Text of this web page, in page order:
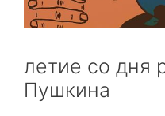
летие со дня
Пушкина